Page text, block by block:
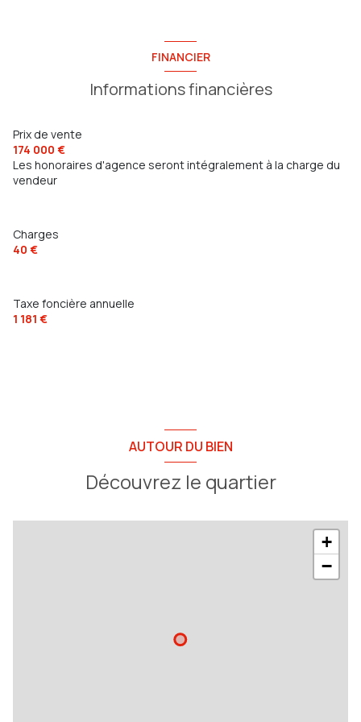
FINANCIER
Informations financières
Prix de vente
174 000 €
Les honoraires d'agence seront intégralement à la charge du
vendeur
Charges
40 €
Taxe foncière annuelle
1 181 €
AUTOUR DU BIEN
Découvrez le quartier
+
−